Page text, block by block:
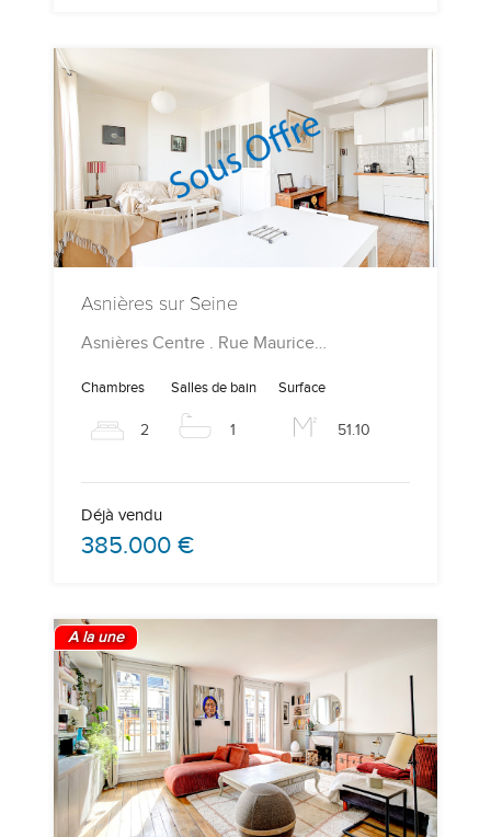
Asnières sur Seine
Asnières Centre . Rue Maurice…
Chambres
2
Salles de bain
1
Surface
51.10
Déjà vendu
385.000 €
A la une